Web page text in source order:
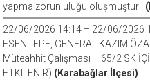
yapma zorunluluğu oluşmuştur .
22/06/2026 14:14 – 22/06/2026
ESENTEPE, GENERAL KAZIM
Müteahhit Çalışması – 65/2 SK
ETKILENIR) (Karabağlar İlçesi)